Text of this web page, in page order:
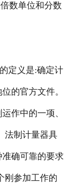
数单位和分数
定义是:确定计
的官方文件。
作中的一项、
法制计量器具
确可靠的要求
刚参加工作的